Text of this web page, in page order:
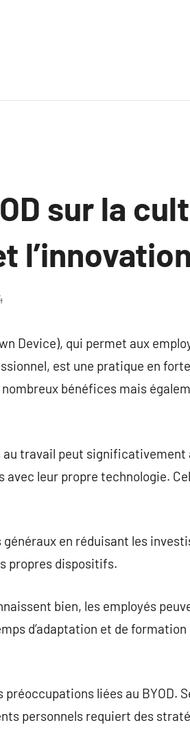
sur la
Device), qui permet aux
est une pratique en
bénéfices mais
au travail peut
avec leur propre technologie.
généraux en réduisant les
propres dispositifs.
bien, les employés
d’adaptation et de
liées au BYOD.
personnels requiert des